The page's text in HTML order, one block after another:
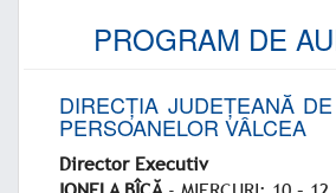
PROGRAM DE
DIRECȚIA JUDEȚEANĂ
PERSOANELOR VÂLCEA
Director Executiv